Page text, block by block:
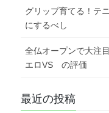
グリップ育てる！テ
にするべし
全仏オープンで大
エロVS の評価
最近の投稿